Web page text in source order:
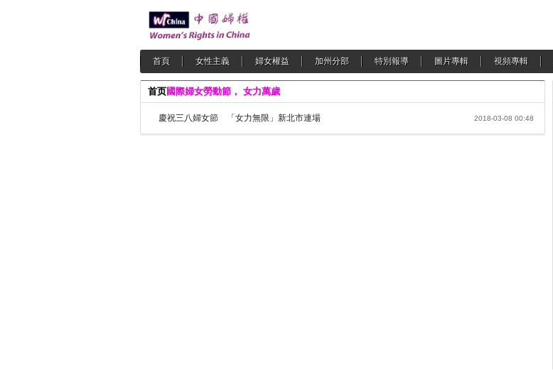
首頁 女性主義 婦女權益 加州分部 特別報導 圖片專輯 視頻專輯
首页國際婦女勞動節， 女力萬歲
慶祝三八婦女節 「女力無限」新北市連場 2018-03-08 00:48